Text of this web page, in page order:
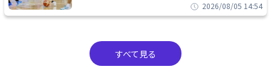
2026/08/05 14:54
すべて見る